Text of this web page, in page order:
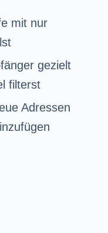
mit nur
gezielt
filterst
Adressen